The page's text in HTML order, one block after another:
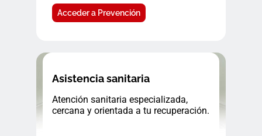
Acceder a Prevención
Asistencia sanitaria
Atención sanitaria especializada,
cercana y orientada a tu recuperación.